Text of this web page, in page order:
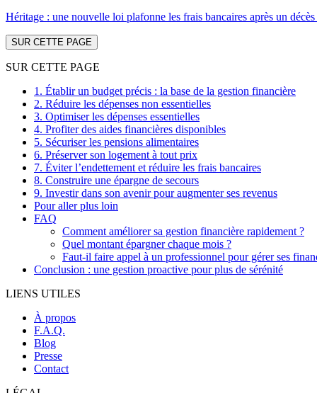
Héritage : une nouvelle loi plafonne les frais bancaires après un
SUR CETTE PAGE
SUR CETTE PAGE
1. Établir un budget précis : la base de la gestion financière
2. Réduire les dépenses non essentielles
3. Optimiser les dépenses essentielles
4. Profiter des aides financières disponibles
5. Sécuriser les pensions alimentaires
6. Préserver son logement à tout prix
7. Éviter l’endettement et réduire les frais bancaires
8. Construire une épargne de secours
9. Investir dans son avenir pour augmenter ses revenus
Pour aller plus loin
FAQ
Comment améliorer sa gestion financière rapidement ?
Quel montant épargner chaque mois ?
Faut-il faire appel à un professionnel pour gérer ses
Conclusion : une gestion proactive pour plus de sérénité
LIENS UTILES
À propos
F.A.Q.
Blog
Presse
Contact